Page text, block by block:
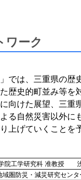
ワーク
では、三重県の歴
歴史的町並み等
向けた展望、三
る自然災害以外に
上げていくことを
学院工学研究科 准教授
域圏防災・減災研究セン